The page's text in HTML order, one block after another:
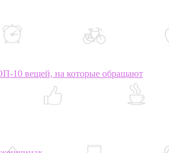
10 вещей, на которые обращают